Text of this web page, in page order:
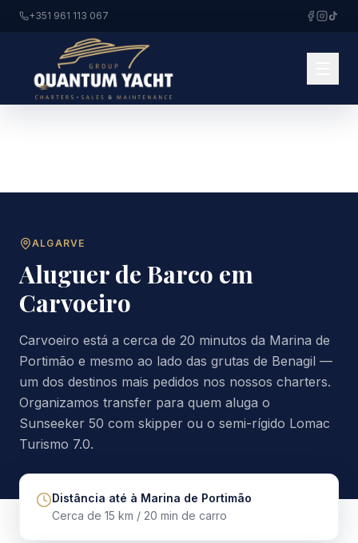
+351 961 113 067
ALGARVE
Aluguer de Barco em
Carvoeiro
Carvoeiro está a cerca de 20 minutos da Marina de
Portimão e mesmo ao lado das grutas de Benagil —
um dos destinos mais pedidos nos nossos charters.
Organizamos transfer para quem aluga o
Sunseeker 50 com skipper ou o semi-rígido Lomac
Turismo 7.0.
Distância até à Marina de Portimão
Cerca de 15 km / 20 min de carro